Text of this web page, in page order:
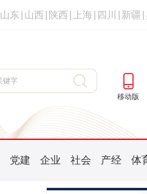
山东 山西 陕西 上海 四川 新疆
移动版
党建 企业 社会 产经 体